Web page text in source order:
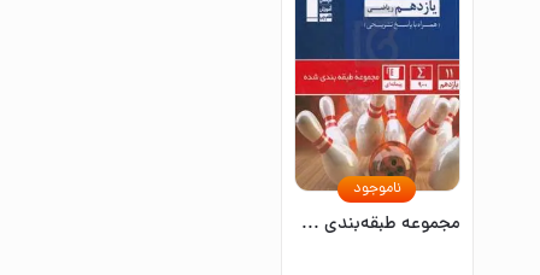
مجموعه طبقه‌بندی شده آمار و احتمال یازدهم ریاضی
ناموجود